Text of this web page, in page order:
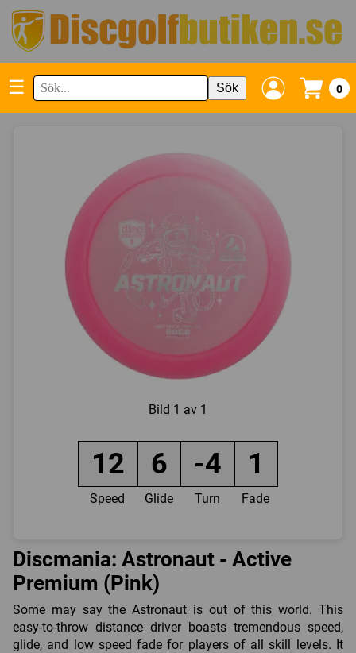
☰ Sök 0
Bild 1 av 1
12 6 -4 1
Speed Glide Turn Fade
Discmania: Astronaut - Active
Premium (Pink)
Some may say the Astronaut is out of this world. This
easy-to-throw distance driver boasts tremendous speed,
glide, and low speed fade for players of all skill levels. It